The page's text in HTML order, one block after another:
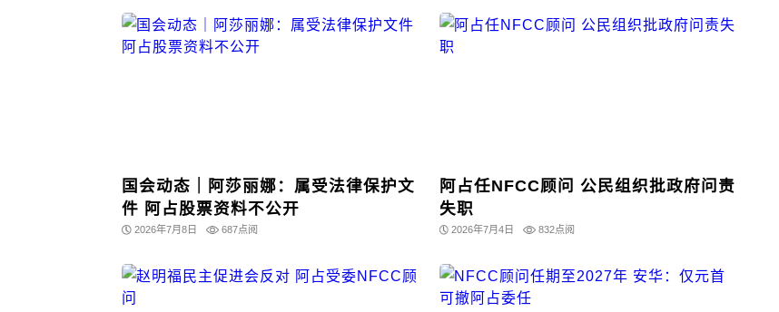
国会动态｜阿莎丽娜：属受法律保护文
件 阿占股票资料不公开
2026年7月8日 687点阅
阿占任NFCC顾问 公民组织批政府问责
失职
2026年7月4日 832点阅